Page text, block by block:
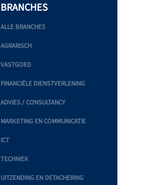
BRANCHES
ALLE BRANCHES
AGRARISCH
VASTGOED
FINANCIËLE DIENSTVERLENING
ADVIES / CONSULTANCY
MARKETING EN COMMUNICATIE
ICT
TECHNIEK
UITZENDING EN DETACHERING